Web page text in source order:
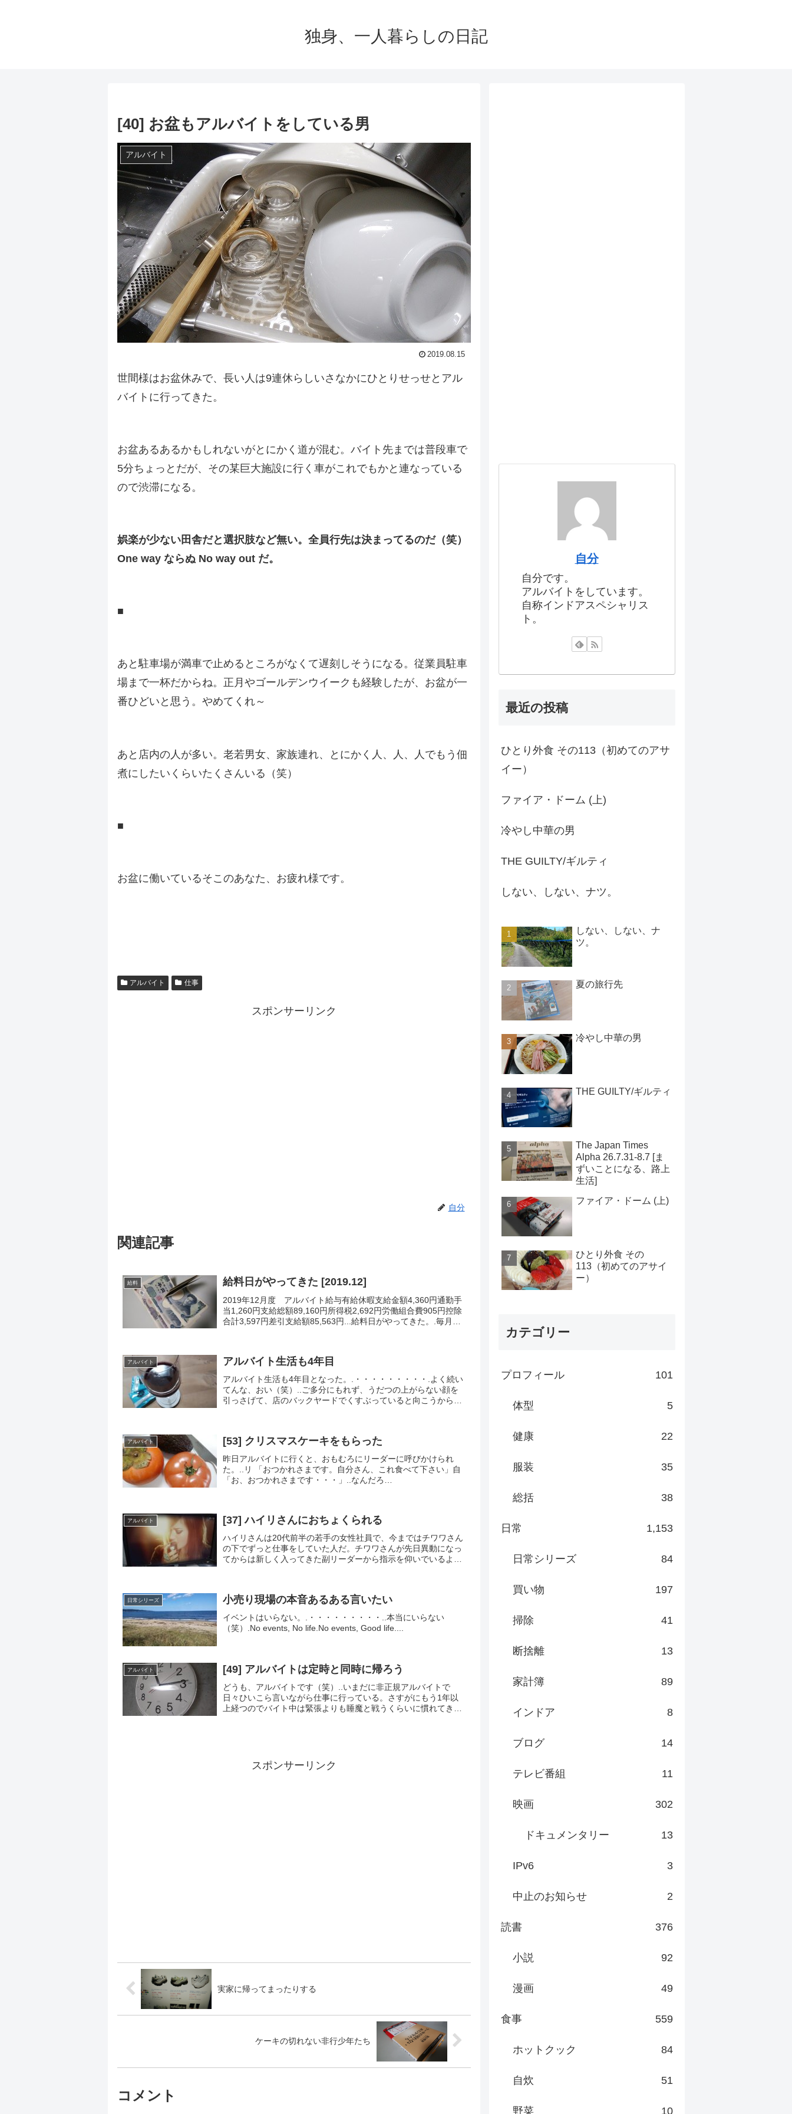
独身、一人暮らしの日記
[40] お盆もアルバイトをしている男
アルバイト
2019.08.15
世間様はお盆休みで、長い人は9連休らしいさなかにひとりせっせとアル
バイトに行ってきた。
お盆あるあるかもしれないがとにかく道が混む。バイト先までは普段車で
5分ちょっとだが、その某巨大施設に行く車がこれでもかと連なっている
ので渋滞になる。
娯楽が少ない田舎だと選択肢など無い。全員行先は決まってるのだ（笑）
One way ならぬ No way out だ。
■
あと駐車場が満車で止めるところがなくて遅刻しそうになる。従業員駐車
場まで一杯だからね。正月やゴールデンウイークも経験したが、お盆が一
番ひどいと思う。やめてくれ～
あと店内の人が多い。老若男女、家族連れ、とにかく人、人、人でもう佃
煮にしたいくらいたくさんいる（笑）
■
お盆に働いているそこのあなた、お疲れ様です。
アルバイト 仕事
スポンサーリンク
自分
関連記事
給料 給料日がやってきた [2019.12]
2019年12月度 アルバイト給与有給休暇支給金額4,360円通勤手
当1,260円支給総額89,160円所得税2,692円労働組合費905円控除
合計3,597円差引支給額85,563円...給料日がやってきた。.毎月恒
アルバイト アルバイト生活も4年目
アルバイト生活も4年目となった。.・・・・・・・・・.よく続い
てんな、おい（笑）..ご多分にもれず、うだつの上がらない顔を
引っさげて、店のバックヤードでくすぶっていると向こうから課
アルバイト [53] クリスマスケーキをもらった
昨日アルバイトに行くと、おもむろにリーダーに呼びかけられ
た。..リ 「おつかれさまです。自分さん、これ食べて下さい」自
「お、おつかれさまです・・・」..なんだろ
アルバイト [37] ハイリさんにおちょくられる
ハイリさんは20代前半の若手の女性社員で、今まではチワワさん
の下でずっと仕事をしていた人だ。チワワさんが先日異動になっ
てからは新しく入ってきた副リーダーから指示を仰いでいるよう
日常シリーズ 小売り現場の本音あるある言いたい
イベントはいらない。.・・・・・・・・・..本当にいらない
（笑）.No events, No life.No events, Good life....
アルバイト [49] アルバイトは定時と同時に帰ろう
どうも、アルバイトです（笑）..いまだに非正規アルバイトで
日々ひいこら言いながら仕事に行っている。さすがにもう1年以
上経つのでバイト中は緊張よりも睡魔と戦うくらいに慣れてきた
スポンサーリンク
実家に帰ってまったりする
ケーキの切れない非行少年たち
コメント
自分
自分です。
アルバイトをしています。
自称インドアスペシャリス
ト。
最近の投稿
ひとり外食 その113（初めてのアサ
イー）
ファイア・ドーム (上)
冷やし中華の男
THE GUILTY/ギルティ
しない、しない、ナツ。
しない、しない、ナ
ツ。
夏の旅行先
冷やし中華の男
THE GUILTY/ギルティ
The Japan Times
Alpha 26.7.31-8.7 [ま
ずいことになる、路上
生活]
ファイア・ドーム (上)
ひとり外食 その
113（初めてのアサイ
ー）
カテゴリー
プロフィール 101
体型 5
健康 22
服装 35
総括 38
日常 1,153
日常シリーズ 84
買い物 197
掃除 41
断捨離 13
家計簿 89
インドア 8
ブログ 14
テレビ番組 11
映画 302
ドキュメンタリー 13
IPv6 3
中止のお知らせ 2
読書 376
小説 92
漫画 49
食事 559
ホットクック 84
自炊 51
野菜 10